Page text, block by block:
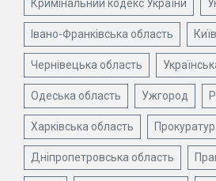
Кримінальний кодекс України
Івано-Франківська область
Чернівецька область
Одеська область Ужгород
Харківська область
Дніпропетровська область